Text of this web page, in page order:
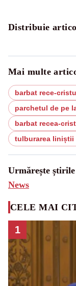
Distribuie
Mai multe
barbat rece-
parchetul de pe
barbat recea-
tulburarea liniștii
Urmărește
News
CELE MAI
1